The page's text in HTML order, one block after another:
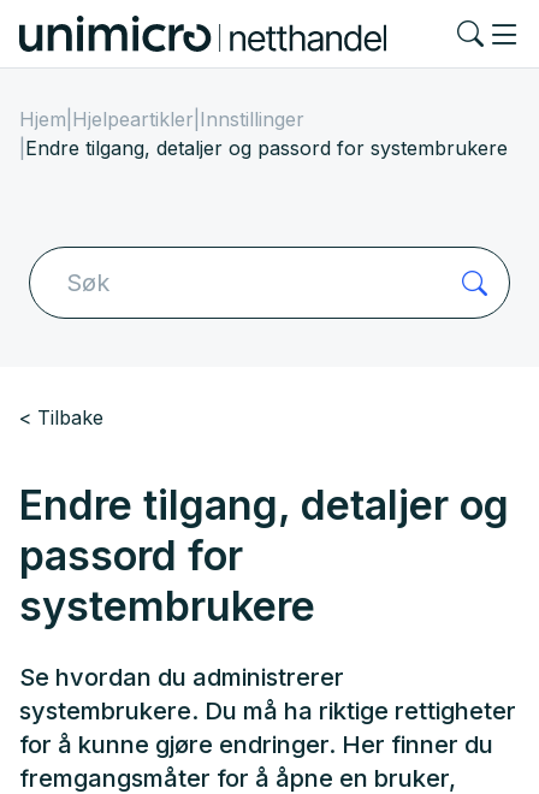
Hjem Hjelpeartikler Innstillinger
Endre tilgang, detaljer og passord for systembrukere
Tilbake
Endre tilgang, detaljer og
passord for
systembrukere
Se hvordan du administrerer
systembrukere. Du må ha riktige rettigheter
for å kunne gjøre endringer. Her finner du
fremgangsmåter for å åpne en bruker,